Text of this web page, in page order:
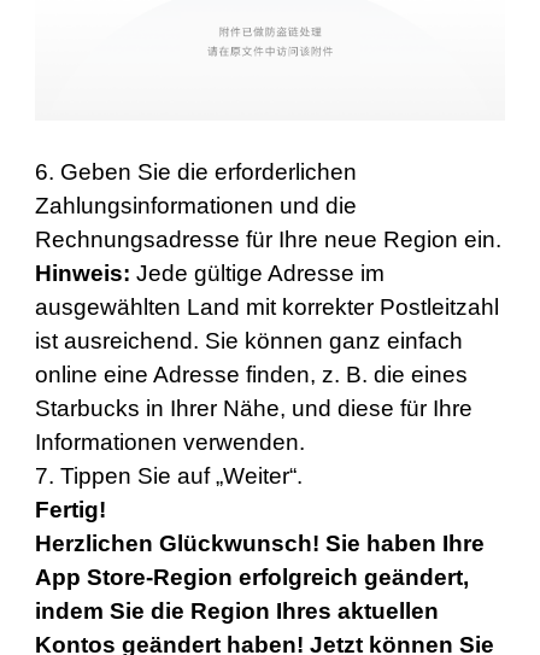
6. Geben Sie die erforderlichen
Zahlungsinformationen und die
Rechnungsadresse für Ihre neue Region ein.
Hinweis: Jede gültige Adresse im
ausgewählten Land mit korrekter Postleitzahl
ist ausreichend. Sie können ganz einfach
online eine Adresse finden, z. B. die eines
Starbucks in Ihrer Nähe, und diese für Ihre
Informationen verwenden.
7. Tippen Sie auf „Weiter“.
Fertig!
Herzlichen Glückwunsch! Sie haben Ihre
App Store-Region erfolgreich geändert,
indem Sie die Region Ihres aktuellen
Kontos geändert haben! Jetzt können Sie